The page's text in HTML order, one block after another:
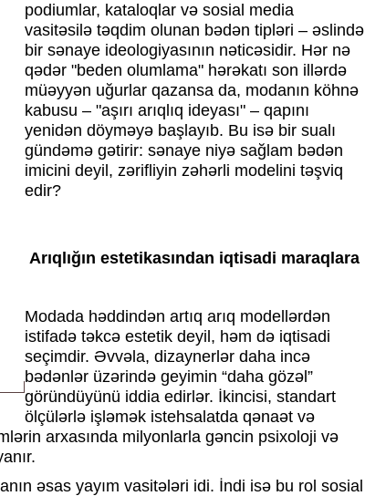
podiumlar, kataloqlar və sosial media
vasitəsilə təqdim olunan bədən tipləri – əslində
bir sənaye ideologiyasının nəticəsidir. Hər nə
qədər "beden olumlama" hərəkatı son illərdə
müəyyən uğurlar qazansa da, modanın köhnə
kabusu – "aşırı arıqlıq ideyası" – qapını
yenidən döyməyə başlayıb. Bu isə bir sualı
gündəmə gətirir: sənaye niyə sağlam bədən
imicini deyil, zərifliyin zəhərli modelini təşviq
edir?
Arıqlığın estetikasından iqtisadi maraqlara
Modada həddindən artıq arıq modellərdən
istifadə təkcə estetik deyil, həm də iqtisadi
seçimdir. Əvvəla, dizaynerlər daha incə
bədənlər üzərində geyimin “daha gözəl”
göründüyünü iddia edirlər. İkincisi, standart
ölçülərlə işləmək istehsalatda qənaət və
arxasında milyonlarla gəncin psixoloji və
əsas yayım vasitələri idi. İndi isə bu rol sosial